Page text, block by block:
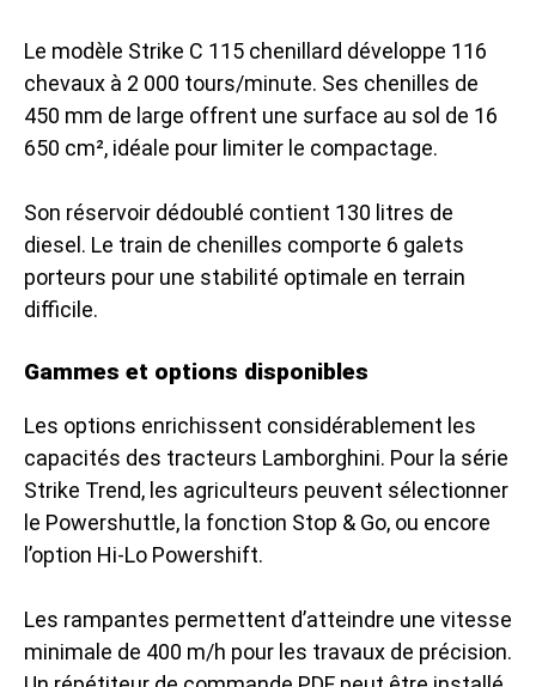
Le modèle Strike C 115 chenillard développe 116
chevaux à 2 000 tours/minute. Ses chenilles de
450 mm de large offrent une surface au sol de 16
650 cm², idéale pour limiter le compactage.
Son réservoir dédoublé contient 130 litres de
diesel. Le train de chenilles comporte 6 galets
porteurs pour une stabilité optimale en terrain
difficile.
Gammes et options disponibles
Les options enrichissent considérablement les
capacités des tracteurs Lamborghini. Pour la série
Strike Trend, les agriculteurs peuvent sélectionner
le Powershuttle, la fonction Stop & Go, ou encore
l’option Hi-Lo Powershift.
Les rampantes permettent d’atteindre une vitesse
minimale de 400 m/h pour les travaux de précision.